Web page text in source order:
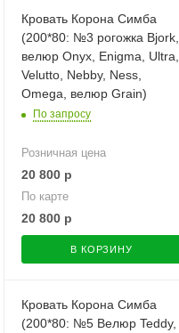
Кровать Корона Симба
(200*80: №3 рогожка Bjork,
велюр Onyx, Enigma, Ultra,
Velutto, Nebby, Ness,
Omega, велюр Grain)
По запросу
Розничная цена
20 800 р
По карте
20 800 р
В КОРЗИНУ
Кровать Корона Симба
(200*80: №5 Велюр Teddy,